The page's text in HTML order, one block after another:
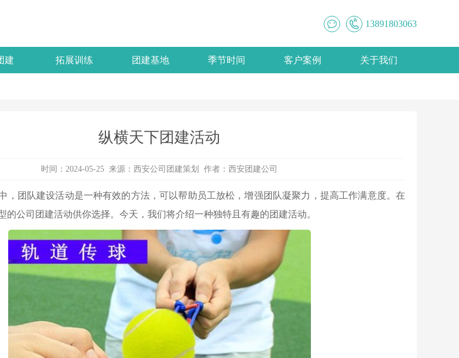
13891803063
建 拓展训练 团建基地 季节时间 客户案例 关于我们
纵横天下团建活动
时间：2024-05-25 来源：西安公司团建策划 作者： 西安团建公司
，团队建设活动是一种有效的方法，可以帮助员工放松，增强团队凝聚力，提高工作满意度。在
的公司团建活动供你选择。今天，我们将介绍一种独特且有趣的团建活动。